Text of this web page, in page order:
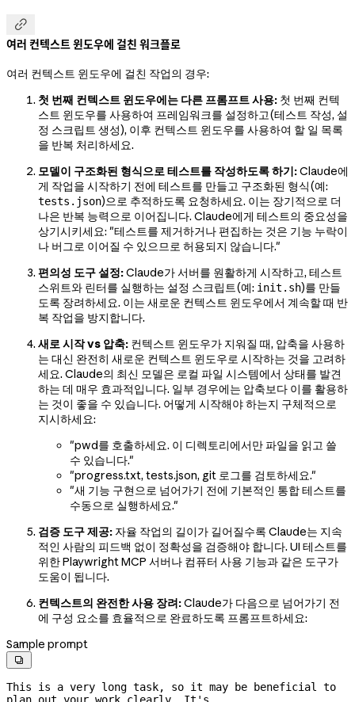

여러 컨텍스트 윈도우에 걸친 워크플로
여러 컨텍스트 윈도우에 걸친 작업의 경우:
첫 번째 컨텍스트 윈도우에는 다른 프롬프트 사용: 첫 번째 컨텍
스트 윈도우를 사용하여 프레임워크를 설정하고(테스트 작성, 설
정 스크립트 생성), 이후 컨텍스트 윈도우를 사용하여 할 일 목록
을 반복 처리하세요.
모델이 구조화된 형식으로 테스트를 작성하도록 하기:Claude에
게 작업을 시작하기 전에 테스트를 만들고 구조화된 형식(예:
tests.json)으로 추적하도록 요청하세요. 이는 장기적으로 더
나은 반복 능력으로 이어집니다. Claude에게 테스트의 중요성을
상기시키세요: "테스트를 제거하거나 편집하는 것은 기능 누락이
나 버그로 이어질 수 있으므로 허용되지 않습니다."
편의성 도구 설정:Claude가 서버를 원활하게 시작하고, 테스트
스위트와 린터를 실행하는 설정 스크립트(예: init.sh)를 만들
도록 장려하세요. 이는 새로운 컨텍스트 윈도우에서 계속할 때 반
복 작업을 방지합니다.
새로 시작 vs 압축: 컨텍스트 윈도우가 지워질 때, 압축을 사용하
는 대신 완전히 새로운 컨텍스트 윈도우로 시작하는 것을 고려하
세요. Claude의 최신 모델은 로컬 파일 시스템에서 상태를 발견
하는 데 매우 효과적입니다. 일부 경우에는 압축보다 이를 활용하
는 것이 좋을 수 있습니다. 어떻게 시작해야 하는지 구체적으로
지시하세요:
"pwd를 호출하세요. 이 디렉토리에서만 파일을 읽고 쓸
수 있습니다."
"progress.txt, tests.json, git 로그를 검토하세요."
"새 기능 구현으로 넘어가기 전에 기본적인 통합 테스트를
수동으로 실행하세요."
검증 도구 제공: 자율 작업의 길이가 길어질수록 Claude는 지속
적인 사람의 피드백 없이 정확성을 검증해야 합니다. UI 테스트를
위한 Playwright MCP 서버나 컴퓨터 사용 기능과 같은 도구가
도움이 됩니다.
컨텍스트의 완전한 사용 장려:Claude가 다음으로 넘어가기 전
에 구성 요소를 효율적으로 완료하도록 프롬프트하세요:
Sample prompt

This is a very long task, so it may be beneficial to